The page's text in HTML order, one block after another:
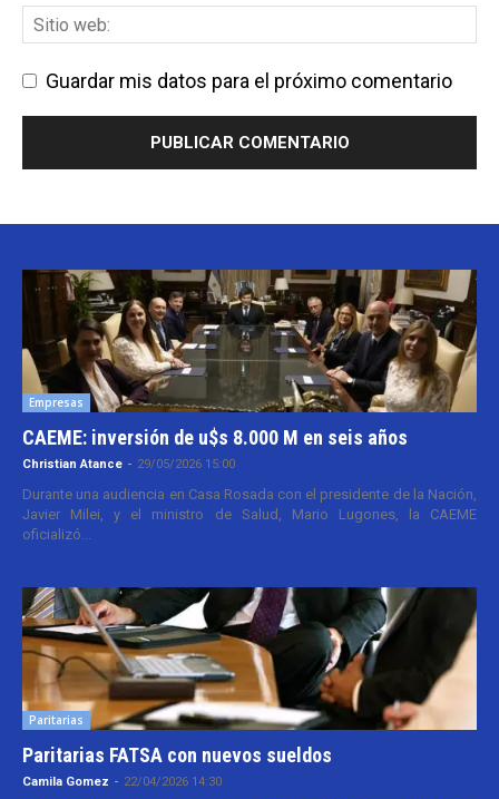
Guardar mis datos para el próximo comentario
Empresas
CAEME: inversión de u$s 8.000 M en seis años
Christian Atance - 29/05/2026 15:00
Durante una audiencia en Casa Rosada con el presidente de la Nación,
Javier Milei, y el ministro de Salud, Mario Lugones, la CAEME
oficializó...
Paritarias
Paritarias FATSA con nuevos sueldos
Camila Gomez - 22/04/2026 14:30